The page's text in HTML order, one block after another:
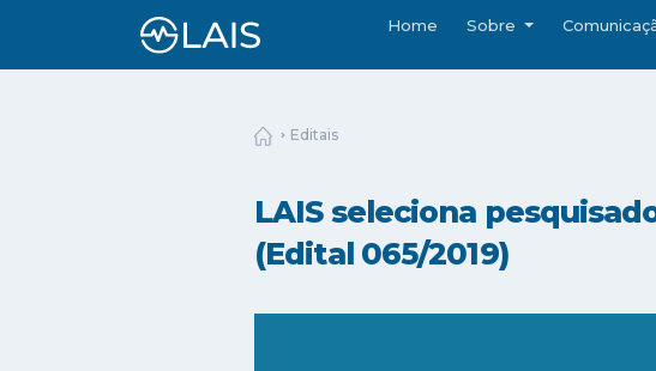
Home Sobre
Editais
LAIS seleciona
(Edital 065/2019)